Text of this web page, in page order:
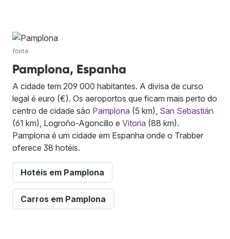
fonte
Pamplona, Espanha
A cidade tem 209 000 habitantes. A divisa de curso
legal é euro (€). Os aeroportos que ficam mais perto do
centro de cidade são Pamplona (5 km), San Sebastián
(61 km), Logroño-Agoncillo e Vitoria (88 km).
Pamplona é um cidade em Espanha onde o Trabber
oferece 38 hotéis.
Hotéis em Pamplona
Carros em Pamplona